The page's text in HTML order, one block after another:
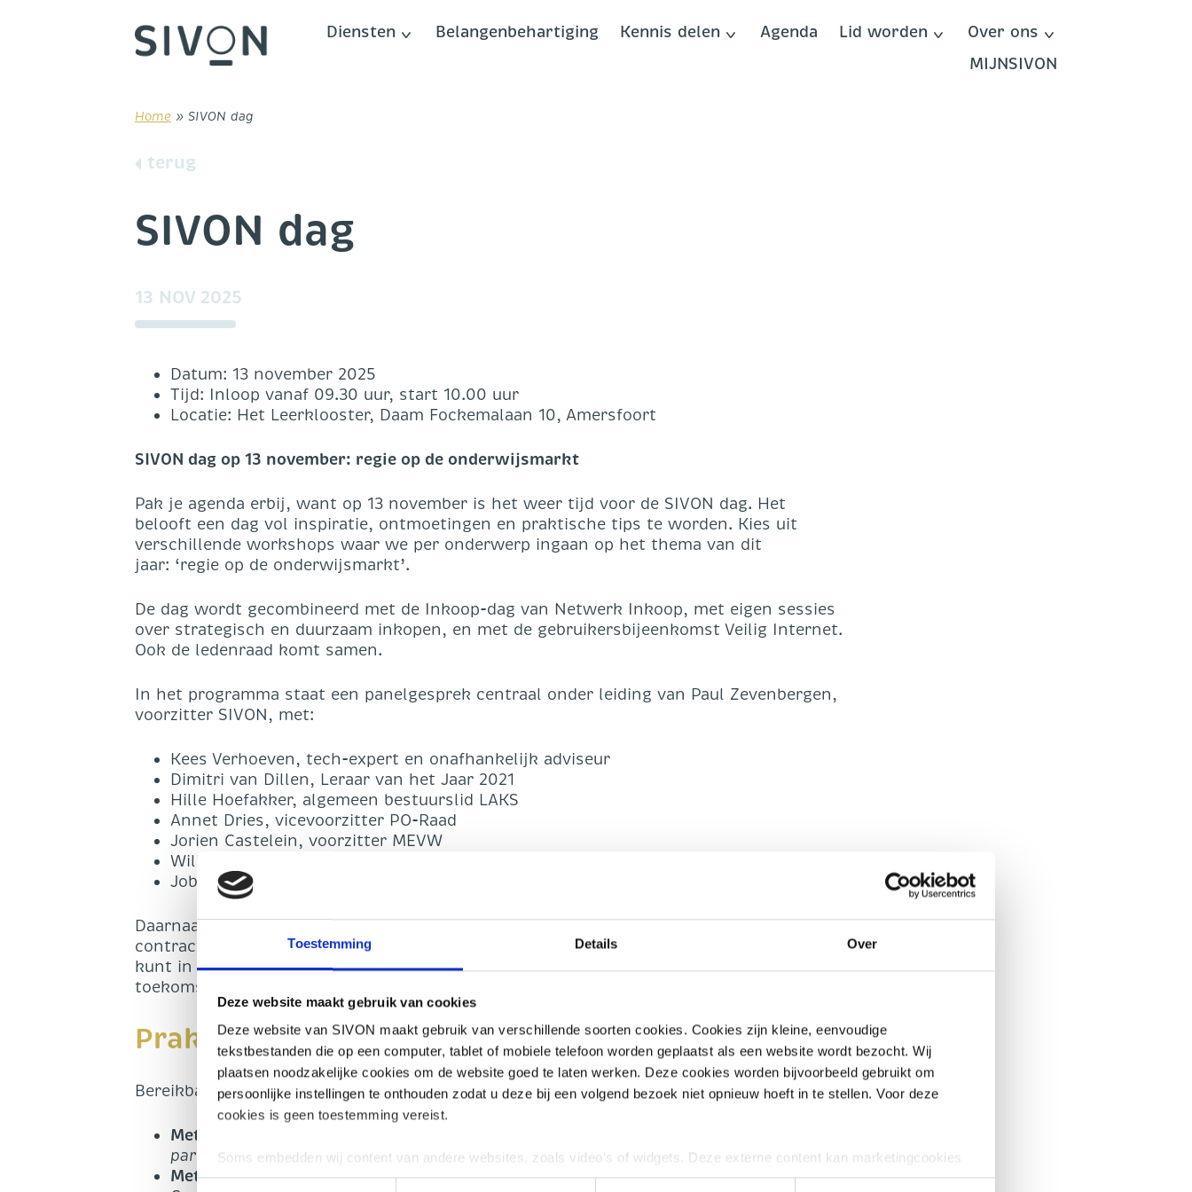
Toestemming Details Over
Deze website maakt gebruik van cookies
Deze website van SIVON maakt gebruik van verschillende soorten cookies. Cookies zijn kleine, eenvoudige
tekstbestanden die op een computer, tablet of mobiele telefoon worden geplaatst als een website wordt bezocht. Wij
plaatsen noodzakelijke cookies om de website goed te laten werken. Deze cookies worden bijvoorbeeld gebruikt om
persoonlijke instellingen te onthouden zodat u deze bij een volgend bezoek niet opnieuw hoeft in te stellen. Voor deze
cookies is geen toestemming vereist.
Soms embedden wij content van andere websites, zoals video’s of widgets. Deze externe content kan marketingcookies
plaatsen, bijvoorbeeld om advertenties aan te passen of gebruikersgedrag bij te houden. Deze cookies worden alleen
Diensten Belangenbehartiging Kennis delen Agenda Lid worden
Over ons
MIJNSIVON
Home » SIVON dag
terug
SIVON dag
13 NOV 2025
Datum: 13 november 2025
Tijd: Inloop vanaf 09.30 uur, start 10.00 uur
Locatie: Het Leerklooster, Daam Fockemalaan 10, Amersfoort
SIVON dag op 13 november: regie op de onderwijsmarkt
Pak je agenda erbij, want op 13 november is het weer tijd voor de SIVON dag. Het
belooft een dag vol inspiratie, ontmoetingen en praktische tips te worden. Kies uit
verschillende workshops waar we per onderwerp ingaan op het thema van dit
jaar: ‘regie op de onderwijsmarkt’.
De dag wordt gecombineerd met de Inkoop-dag van Netwerk Inkoop, met eigen sessies
over strategisch en duurzaam inkopen, en met de gebruikersbijeenkomst Veilig Internet.
Ook de ledenraad komt samen.
In het programma staat een panelgesprek centraal onder leiding van Paul Zevenbergen,
voorzitter SIVON, met:
Kees Verhoeven, tech-expert en onafhankelijk adviseur
Dimitri van Dillen, Leraar van het Jaar 2021
Hille Hoefakker, algemeen bestuurslid LAKS
Annet Dries, vicevoorzitter PO-Raad
Jorien Castelein, voorzitter MEVW
Willem-Jan van Elk, strategisch adviseur leermiddelen, SIVON
Job Vos, senior adviseur privacy en FG
Daarnaast zijn er workshops over onder andere AI in het onderwijs, open source,
contractmanagement en de rol en ondersteuning van SIVON bij het Normenkader IBP. Je
kunt in gesprek gaan met relatiemanagers en productadviseurs en meedenken over het
toekomstbeeld van de onderwijsmarkt.
Praktisch
Bereikbaarheid:
Met de auto:
parkeerbeleid (zie onder parkeren).
Met het OV:het Leerklooster is goed bereikbaar met bus 34 en bus 56 vanaf